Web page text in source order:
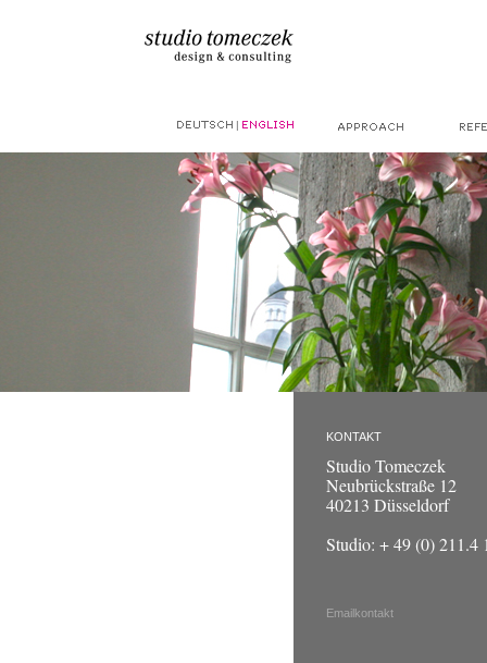
|
KONTAKT
Studio Tomeczek
Neubrückstraße 12
40213 Düsseldorf
Studio: + 49 (0) 211.4
Emailkontakt